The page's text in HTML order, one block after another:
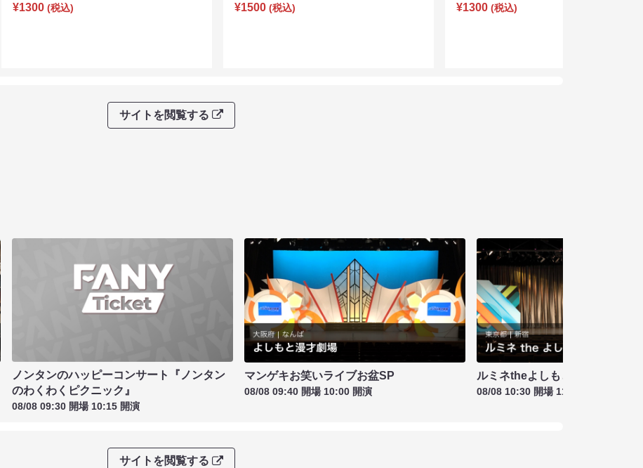
¥1300 (税込)
¥1500 (税込)
¥1300 (税込)
サイトを閲覧する
ノンタンのハッピーコンサート『ノンタン
のわくわくピクニック』
08/08 09:30 開場 10:15 開演
マンゲキお笑いライブお盆SP
08/08 09:40 開場 10:00 開演
ルミネtheよしもと お盆特別興行
08/08 10:30 開場 11:00 開演
サイトを閲覧する